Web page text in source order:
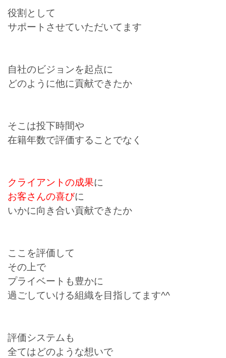
役割として
サポートさせていただいてます
自社のビジョンを起点に
どのように他に貢献できたか
そこは投下時間や
在籍年数で評価することでなく
クライアントの成果に
お客さんの喜びに
いかに向き合い貢献できたか
ここを評価して
その上で
プライベートも豊かに
過ごしていける組織を目指してます^^
評価システムも
全てはどのような想いで